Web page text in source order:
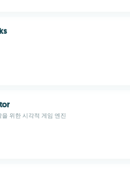
위한 시각적 게임 엔진